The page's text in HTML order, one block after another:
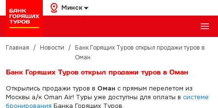
Минск
Главная / Новости /
Банк Горящих Туров открыл продажи туров в
Оман
Банк Горящих Туров открыл продажи туров в Оман
Открылись продажи туров в Оман с прямым перелетом из
Москвы а/к Oman Air! Туры уже доступны для оплаты в системе
бронирования Банка Горящих Туров.